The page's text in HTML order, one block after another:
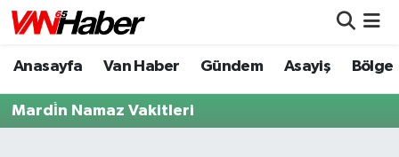
Anasayfa Van Haber Gündem Asayiş Bölge
Mardi̇n Namaz Vakitleri
Nöbetçi Eczaneler
Hava Durumu